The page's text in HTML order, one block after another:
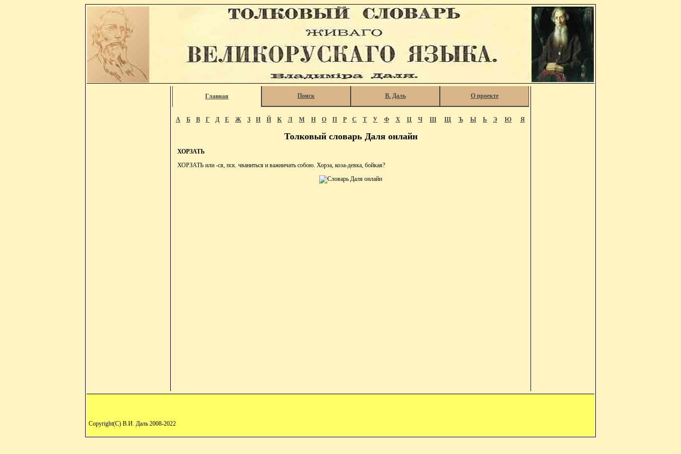
Главная Поиск В. Даль О проекте
А Б В Г Д Е Ж З И Й К Л М Н О П Р С Т У Ф Х Ц Ч Ш Щ Ъ Ы Ь Э Ю Я
Толковый словарь Даля онлайн
ХОРЗАТЬ
ХОРЗАТЬ или -ся, пск. чваниться и важничать собою. Хорза, коза-девка, бойкая?
Copyright(C) В.И. Даль 2008-2022